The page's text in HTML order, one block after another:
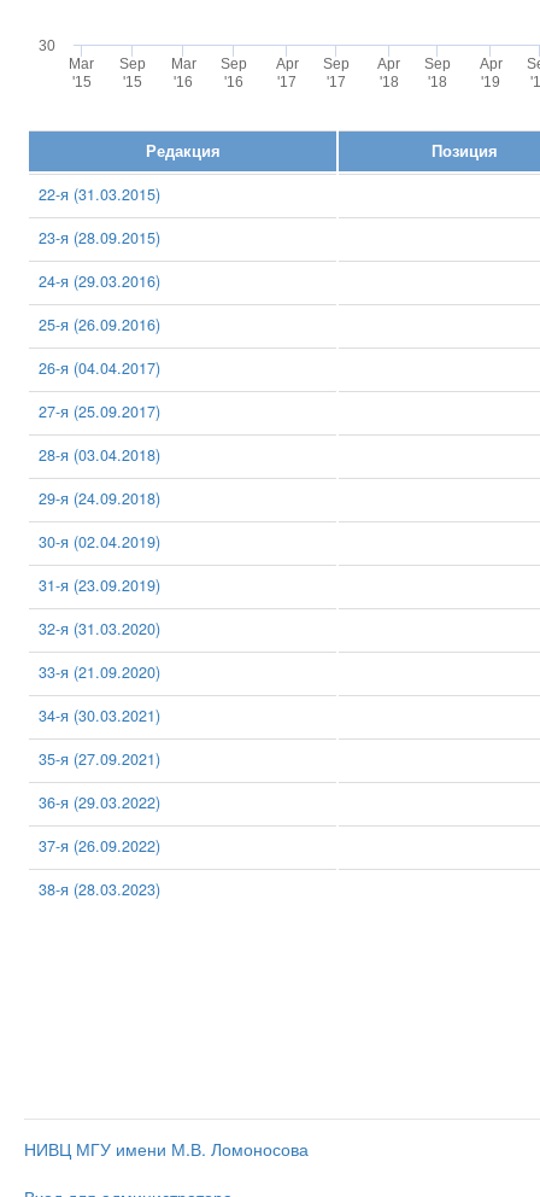
Mar
'15
Sep
'15
Mar
'16
Sep
'16
Apr
'17
Sep
'17
Apr
'18
Sep
'18
Apr
'19
30
Редакция
Позиция
22-я (31.03.2015)
23-я (28.09.2015)
24-я (29.03.2016)
25-я (26.09.2016)
26-я (04.04.2017)
27-я (25.09.2017)
28-я (03.04.2018)
29-я (24.09.2018)
30-я (02.04.2019)
31-я (23.09.2019)
32-я (31.03.2020)
33-я (21.09.2020)
34-я (30.03.2021)
35-я (27.09.2021)
36-я (29.03.2022)
37-я (26.09.2022)
38-я (28.03.2023)
НИВЦ МГУ имени М.В. Ломоносова